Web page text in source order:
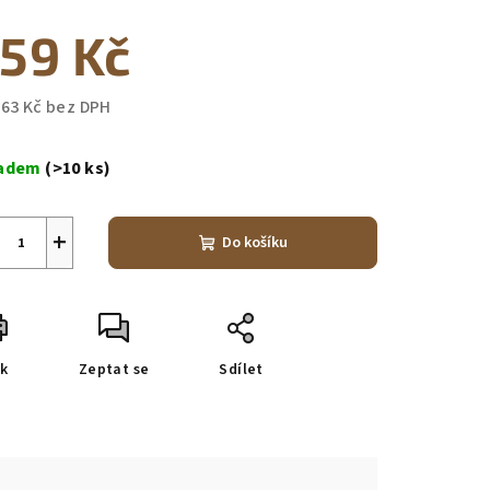
Kč
Kč bez DPH
(>10 ks)
+ Do košíku
Zeptat se Sdílet